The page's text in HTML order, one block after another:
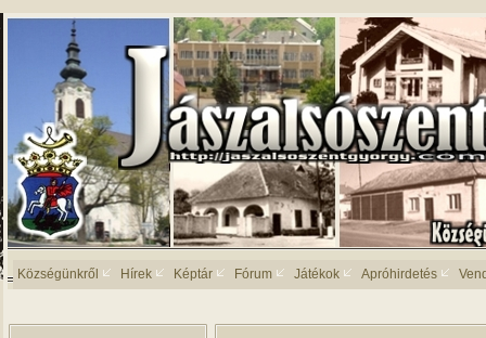
Községünkről Hírek Képtár Fórum Játékok Apróhirdetés